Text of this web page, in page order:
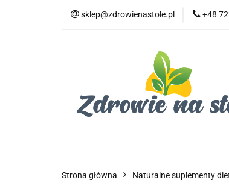
sklep@zdrowienastole.pl +48
Dom i ogród Żywność dla
Żywność
Duże
Strona główna Naturalne suplementy